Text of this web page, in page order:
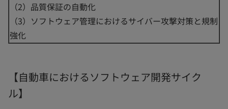
（2）品質保証の自動化
（3）ソフトウェア管理におけるサイバー攻撃対策と規制
強化
【自動車におけるソフトウェア開発サイク
ル】